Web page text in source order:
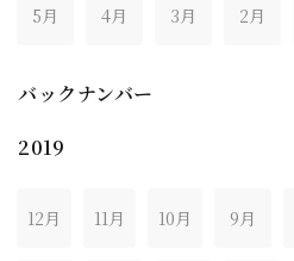
5月 4月 3月 2月
バックナンバー
2019
12月 11月 10月 9月